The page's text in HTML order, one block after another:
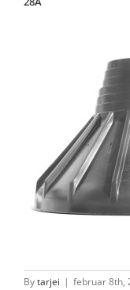
Bytarjei | februar 8th,